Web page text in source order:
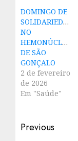
DOMINGO DE
SOLIDARIEDADE
NO
HEMONÚCLEO
DE SÃO
GONÇALO
2 de fevereiro
de 2026
Em "Saúde"
Post
Previous